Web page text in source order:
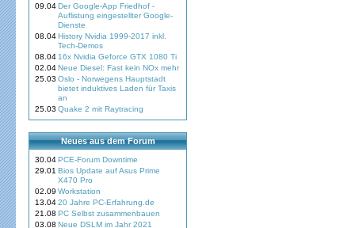
09.04Der Google-App Friedhof -
Auflistung eingestellter Google-
Dienste
08.04History Nvidia 1999-2017 inkl.
Tech-Demos
08.04 16x Nvidia Geforce GTX 1080 Ti
02.04Neue Diesel: Fast kein NOx mehr
25.03 Oslo - Norwegens Hauptstadt
bietet induktives Laden für Taxis
an
25.03 Quake 2 mit Raytracing
Neues aus dem Forum
30.04PCE-Forum Downtime
29.01 Bios Update auf Asus Prime
X470 Pro
02.09 Workstation
13.0420 Jahre PC-Erfahrung.de
21.08 PC Selbst zusammenbauen
03.08 Neue DSLM im Jahr 2021